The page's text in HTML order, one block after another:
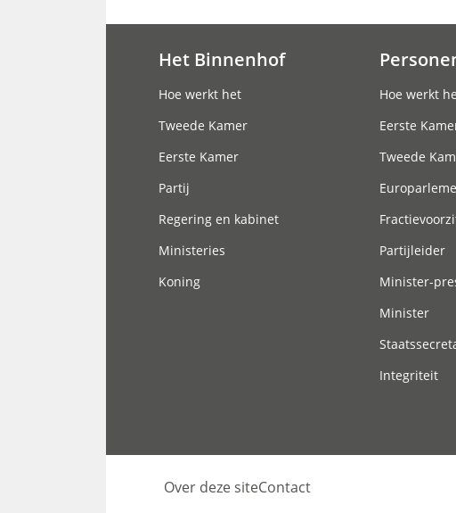
Het Binnenhof
Hoe werkt het
Tweede Kamer
Eerste Kamer
Partij
Regering en kabinet
Ministeries
Koning
Hoe werkt
Eerste
Tweede
Partijleider
Minister-
Minister
Integriteit
Over deze siteContact